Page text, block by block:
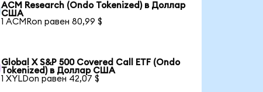
ACM Research (Ondo Tokenized) в Доллар
США
1 ACMRon равен 80,99 $
Global X S&P 500 Covered Call ETF (Ondo
Tokenized) в Доллар США
1 XYLDon равен 42,07 $